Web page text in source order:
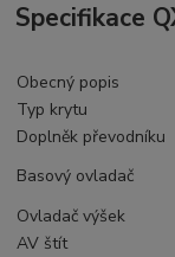
Specifikace
Obecný popis
Typ krytu
Doplněk převodníku
Basový ovladač
Ovladač výšek
AV štít